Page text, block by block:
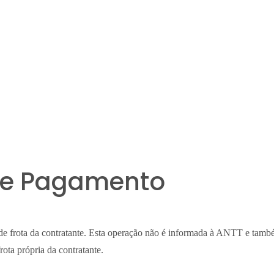
Pagamento
frota da contratante. Esta operação não é informada à ANTT e
própria da contratante.